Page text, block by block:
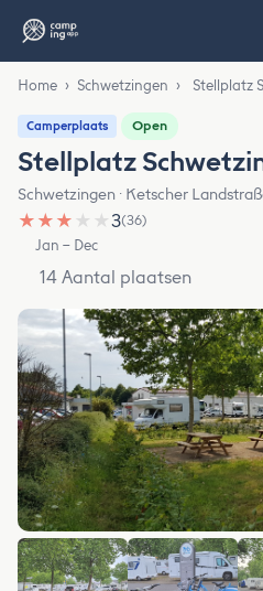
Home › Schwetzingen › Stellplatz
Camperplaats Open
Stellplatz
Schwetzingen · Ketscher
★ ★ ★ ★ ★3(36)
Jan – Dec
14 Aantal plaatsen